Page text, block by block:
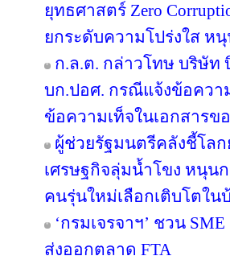
ยุทธศาสตร์ Zero
ยกระดับความโปร่งใส ห
ก.ล.ต. กล่าวโทษ บริษัท
บก.ปอศ. กรณีแจ้งข้อควา
ข้อความเท็จในเอกสาร
ผู้ช่วยรัฐมนตรีคลังชี้โล
เศรษฐกิจลุ่มน้ำโขง หนุน
คนรุ่นใหม่เลือกเติบโตใน
‘กรมเจรจาฯ’ ชวน
ส่งออกตลาด FTA